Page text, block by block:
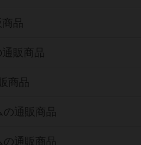
品
販商品
商品
の通販商品
通販商品